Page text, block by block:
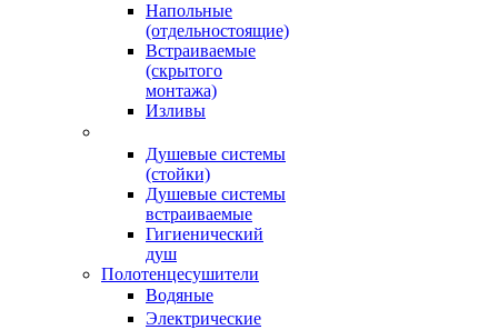
Напольные
(отдельностоящие)
Встраиваемые
(скрытого
монтажа)
Изливы
Душевые системы
(стойки)
Душевые системы
встраиваемые
Гигиенический
душ
Полотенцесушители
ㅤВодяные
ㅤЭлектрические